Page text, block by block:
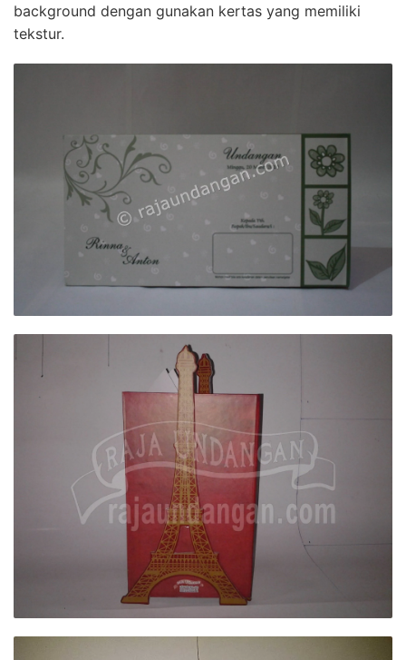
background dengan gunakan kertas yang memiliki
tekstur.